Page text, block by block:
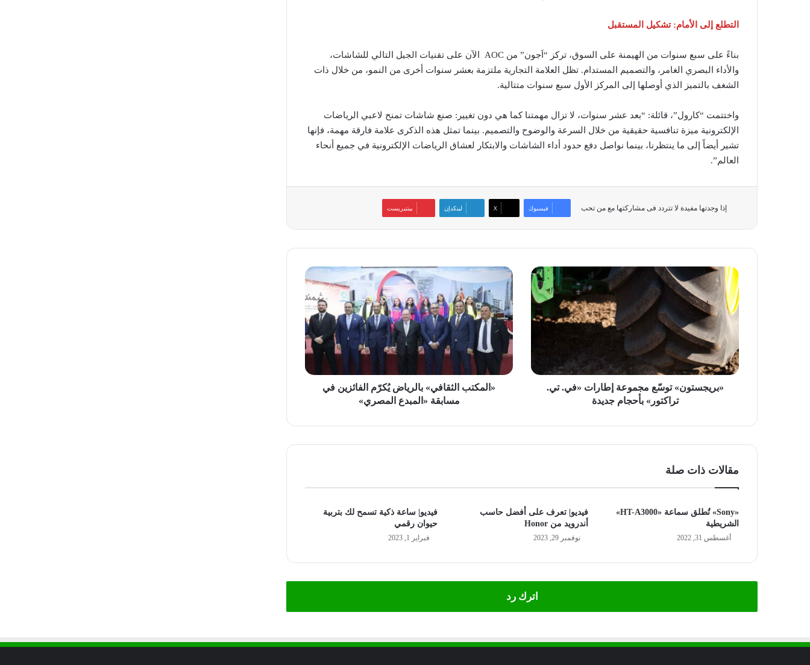
التطلع إلى الأمام: تشكيل المستقبل
بناءً على سبع سنوات من الهيمنة على السوق، تركز “اَجون” من AOC الآن على تقنيات الجيل التالي للشاشات،
والأداء البصري الغامر، والتصميم المستدام. تظل العلامة التجارية ملتزمة بعشر سنوات أخرى من النمو، من خلال ذات
الشغف بالتميز الذي أوصلها إلى المركز الأول سبع سنوات متتالية.
واختتمت “كارول”، قائلة: “بعد عشر سنوات، لا تزال مهمتنا كما هي دون تغيير: صنع شاشات تمنح لاعبي الرياضات
الإلكترونية ميزة تنافسية حقيقية من خلال السرعة والوضوح والتصميم. بينما تمثل هذه الذكرى علامة فارقة مهمة، فإنها
تشير أيضاً إلى ما ينتظرنا، بينما نواصل دفع حدود أداء الشاشات والابتكار لعشاق الرياضات الإلكترونية في جميع أنحاء
العالم”.
إذا وجدتها مفيدة لا تتردد فى مشاركتها مع من تحب فيسبوك ‫X لينكدإن بينتيريست
«بريجستون»
توسّع
مجموعة
إطارات
تراكتور»
بأحجام
جديدة
«بريجستون» توسّع مجموعة إطارات «في. تي.
تراكتور» بأحجام جديدة
«المكتب
الثقافي»
بالرياض
يُكرّم
الفائزين
في
مسابقة
«المبدع
المصري»
«المكتب الثقافي» بالرياض يُكرّم الفائزين في
مسابقة «المبدع المصري»
مقالات ذات صلة
«Sony» تُطلق سماعة «HT-A3000»
الشريطية
أغسطس 31, 2022
فيديو| تعرف على أفضل حاسب
أندرويد من Honor
نوفمبر 29, 2023
فيديو| ساعة ذكية تسمح لك بتربية
حيوان رقمي
فبراير 1, 2023
اترك رد